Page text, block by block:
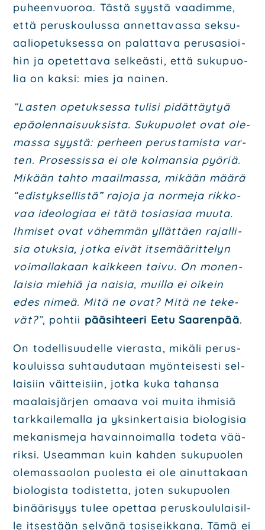
puheen­vuo­roa. Täs­tä syys­tä vaa­dim­me,
että perus­kou­lus­sa annet­ta­vas­sa sek­su­
aa­lio­pe­tuk­ses­sa on palat­ta­va perus­asioi­
hin ja ope­tet­ta­va sel­keäs­ti, että suku­puo­
lia on kak­si: mies ja nai­nen.
“Las­ten ope­tuk­ses­sa tuli­si pidät­täy­tyä
epä­olen­nai­suuk­sis­ta. Suku­puo­let ovat ole­
mas­sa syys­tä: per­heen perus­ta­mis­ta var­
ten. Pro­ses­sis­sa ei ole kol­man­sia pyö­riä.
Mikään tah­to maa­il­mas­sa, mikään mää­rä
“edis­tyk­sel­lis­tä” rajo­ja ja nor­me­ja rik­ko­
vaa ideo­lo­gi­aa ei tätä tosia­si­aa muu­ta.
Ihmi­set ovat vähem­män yllät­täen rajal­li­
sia otuk­sia, jot­ka eivät itse­mää­rit­te­lyn
voi­mal­la­kaan kaik­keen tai­vu. On monen­
lai­sia mie­hiä ja nai­sia, muil­la ei oikein
edes nimeä. Mitä ne ovat? Mitä ne teke­
vät?”, poh­tii pää­sih­tee­ri Eetu Saa­ren­pää.
On todel­li­suu­del­le vie­ras­ta, mikä­li perus­
kou­luis­sa suh­tau­du­taan myön­tei­ses­ti sel­
lai­siin väit­tei­siin, jot­ka kuka tahan­sa
maa­lais­jär­jen omaa­va voi mui­ta ihmi­siä
tark­kai­le­mal­la ja yksin­ker­tai­sia bio­lo­gi­sia
meka­nis­me­ja havain­noi­mal­la tode­ta vää­
rik­si. Useam­man kuin kah­den suku­puo­len
ole­mas­sao­lon puo­les­ta ei ole ainut­ta­kaan
bio­lo­gis­ta todis­tet­ta, joten suku­puo­len
binää­ri­syys tulee opet­taa perus­kou­lu­lai­sil­
le itses­tään sel­vä­nä tosi­seik­ka­na. Tämä ei